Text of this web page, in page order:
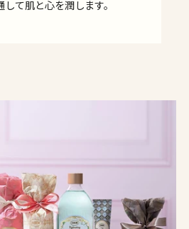
して肌と心を潤します。